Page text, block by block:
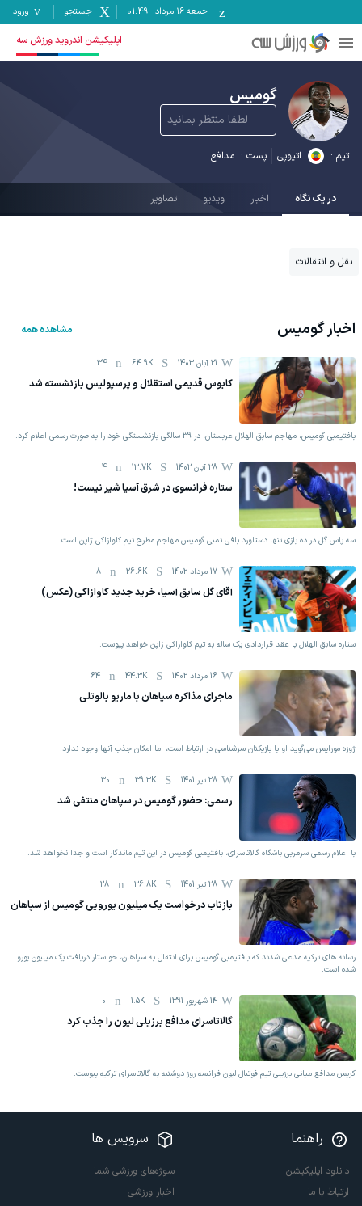
جمعه ۱۶ مرداد -
01:49 جستجو ورود
اپلیکیشن اندروید ورزش سه
گومیس
لطفا منتظر بمانید
تیم : اتیوپی پست : مدافع
در یک نگاه اخبار ویدیو تصاویر
نقل و انتقالات
اخبارگومیس مشاهده همه
21 آبان 1403 64.9K
34
کابوس قدیمی استقلال و پرسپولیس بازنشسته شد
بافتیمبی گومیس، مهاجم سابق الهلال عربستان، در 39 سالگی بازنشستگی خود را به صورت رسمی اعلام کرد.
28 آبان 1402 13.7K
4
ستاره فرانسوی در شرق آسیا شیر نیست!
سه پاس گل در ده بازی تنها دستاورد بافی تمبی گومیس مهاجم مطرح تیم کاوازاکی ژاپن است.
17 مرداد 1402 26.6K
8
آقای گل سابق آسیا، خرید جدید کاوازاکی (عکس)
ستاره سابق الهلال با عقد قراردادی یک ساله به تیم کاوازاکی ژاپن خواهد پیوست.
16 مرداد 1402 44.3K
64
ماجرای مذاکره سپاهان با ماریو بالوتلی
ژوزه مورایس می‌گوید او با بازیکنان سرشناسی در ارتباط است، اما امکان جذب آنها وجود ندارد.
28 تیر 1401 39.3K
30
رسمی: حضور گومیس در سپاهان منتفی شد
با اعلام رسمی سرمربی باشگاه گالاتاسرای، بافتیمبی گومیس در این تیم ماندگار است و جدا نخواهد شد.
28 تیر 1401 36.8K
28
بازتاب درخواست یک میلیون یورویی گومیس از سپاهان
رسانه های ترکیه مدعی شدند که بافتیمبی گومیس برای انتقال به سپاهان، خواستار دریافت یک میلیون یورو
شده است.
14 شهریور 1391 1.5K
0
گالاتاسرای مدافع برزیلی لیون را جذب کرد
کریس مدافع میانی برزیلی تیم فوتبال لیون فرانسه روز دوشنبه به گالاتاسرای ترکیه پیوست.
راهنما
دانلود اپلیکیشن
ارتباط با ما
سرویس ها
سوژه‌های ورزشی شما
اخبار ورزشی